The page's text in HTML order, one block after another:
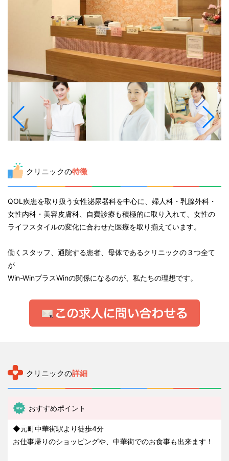
クリニックの特徴
QOL疾患を取り扱う女性泌尿器科を中心に、婦人科・乳腺外科・
女性内科・美容皮膚科、自費診療も積極的に取り入れて、女性の
ライフスタイルの変化に合わせた医療を取り揃えています。
働くスタッフ、通院する患者、母体であるクリニックの３つ全て
が
Win-WinプラスWinの関係になるのが、私たちの理想です。
クリニックの詳細
おすすめポイント
◆元町中華街駅より徒歩4分
お仕事帰りのショッピングや、中華街でのお食事も出来ます！